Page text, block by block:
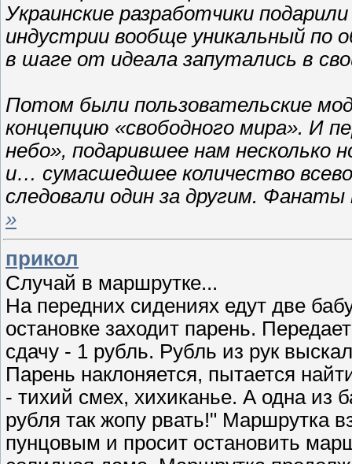
Украинские разработчики
индустрии вообще уникальный по
в шаге от идеала запутались в
Потом были пользовательские
концепцию «свободного мира». И
небо», подарившее нам несколько
и… сумасшедшее количество
следовали один за другим. Фанаты
»
прикол
Случай в маршрутке...
На передних сидениях едут две
остановке заходит парень.
сдачу - 1 рубль. Рубль из рук
Парень наклоняется, пытается
- тихий смех, хихиканье. А одна из
рубля так жопу рвать!" Маршрутка
пунцовым и просит остановить